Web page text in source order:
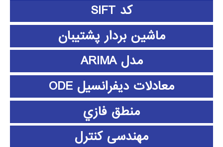
کد SIFT
ماشین بردار پشتیبان
مدل ARIMA
معادلات دیفرانسیل ODE
منطق فازي
مهندسی کنترل